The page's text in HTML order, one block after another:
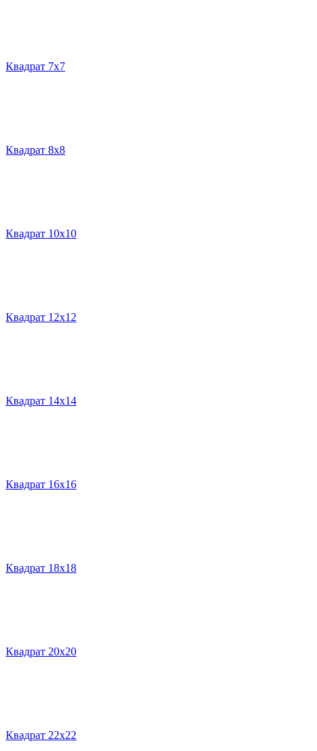
Квадрат 7х7
Квадрат 8х8
Квадрат 10х10
Квадрат 12х12
Квадрат 14х14
Квадрат 16х16
Квадрат 18х18
Квадрат 20х20
Квадрат 22х22